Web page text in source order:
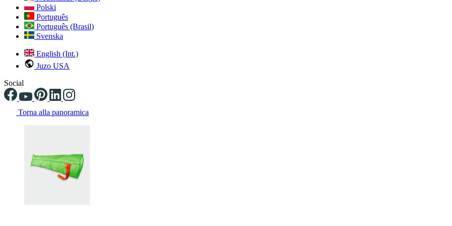
Polski
Português
Português (Brasil)
Svenska
English (Int.)
Juzo USA
Social
Torna alla panoramica